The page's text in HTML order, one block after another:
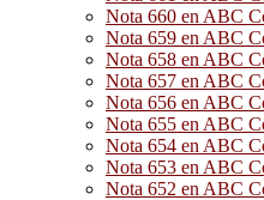
Nota 660 en ABC
Nota 659 en ABC
Nota 658 en ABC
Nota 657 en ABC
Nota 656 en ABC
Nota 655 en ABC
Nota 654 en ABC
Nota 653 en ABC
Nota 652 en ABC